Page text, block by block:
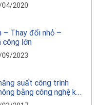
04/2020
– Thay đổi nhỏ –
công lớn
09/2023
suất công trình
bằng công nghệ kết